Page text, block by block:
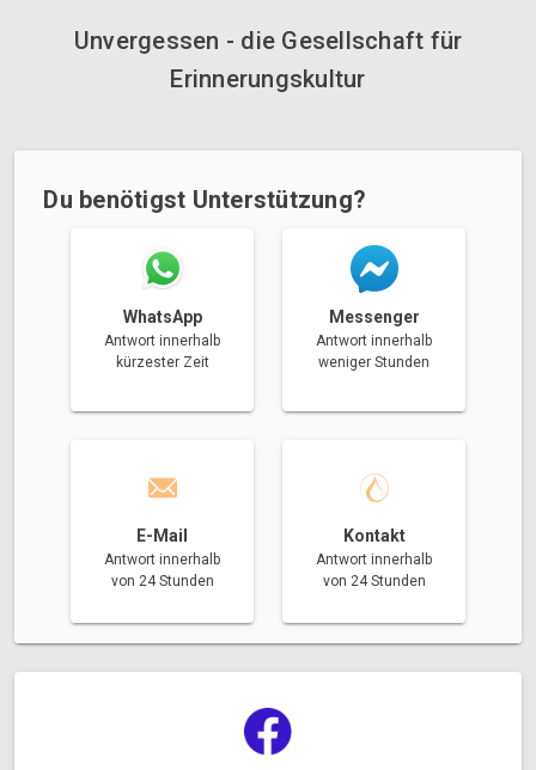
Unvergessen - die Gesellschaft für
Erinnerungskultur
Du benötigst Unterstützung?
WhatsApp
Antwort innerhalb
kürzester Zeit
Messenger
Antwort innerhalb
weniger Stunden
E-Mail
Antwort innerhalb
von 24 Stunden
Kontakt
Antwort innerhalb
von 24 Stunden